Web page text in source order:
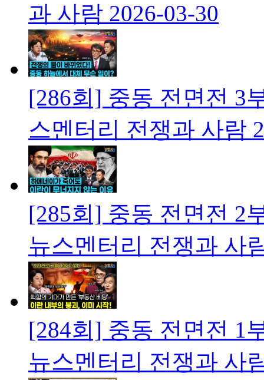
과 사람 2026-03-30
[286회] 중동 전면전 3
스멘터리 전쟁과 사람
[285회] 중동 전면전 2
뉴스멘터리 전쟁과 사
[284회] 중동 전면전 1
뉴스멘터리 전쟁과 사